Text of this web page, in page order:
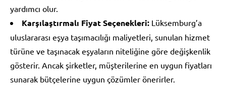
yardımcı olur.
Karşılaştırmalı Fiyat Seçenekleri: Lüksemburg’a
uluslararası eşya taşımacılığı maliyetleri, sunulan hizmet
türüne ve taşınacak eşyaların niteliğine göre değişkenlik
gösterir. Ancak şirketler, müşterilerine en uygun fiyatları
sunarak bütçelerine uygun çözümler önerirler.